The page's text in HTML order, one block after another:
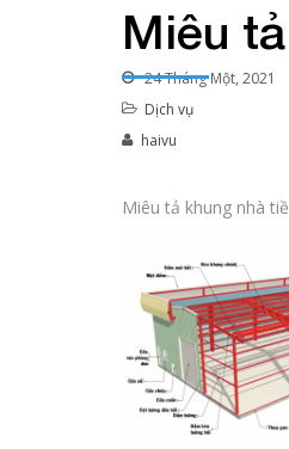
Miêu
24 Tháng Một, 2021
Dịch vụ
haivu
Miêu tả khung nhà